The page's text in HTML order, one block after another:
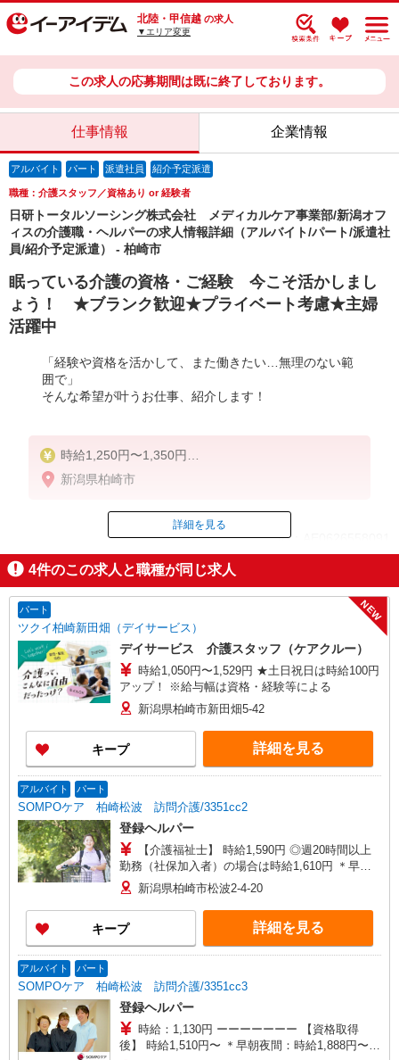
北陸・甲信越 の求人
▼エリア変更
この求人の応募期間は既に終了しております。
仕事情報 企業情報
アルバイト パート 派遣社員 紹介予定派遣
職種：介護スタッフ／資格あり or 経験者
日研トータルソーシング株式会社 メディカルケア事業部/新潟オフ
ィスの介護職・ヘルパーの求人情報詳細（アルバイト/パート/派遣社
員/紹介予定派遣） - 柏崎市
眠っている介護の資格・ご経験 今こそ活かしまし
ょう！ ★ブランク歓迎★プライベート考慮★主婦
活躍中
「経験や資格を活かして、また働きたい…無理のない範
囲で」
そんな希望が叶うお仕事、紹介します！
時給1,250円〜1,350円
◆無資格・経験者：時給1,250円〜
◆初任者研修・経験者：時給1,300円〜
◆介護福祉士：時給1,350円〜
※経験者は3ヶ月以上
※給与幅は経験・能力による
★週払いOK（規定あり）
新潟県柏崎市
ID：AE0626558091
掲載期間終了
詳細を見る
4件のこの求人と職種が同じ求人
パート
ツクイ柏崎新田畑（デイサービス）
NEW
デイサービス 介護スタッフ（ケアクルー）
時給1,050円〜1,529円 ★土日祝日は時給100円
アップ！ ※給与幅は資格・経験等による
新潟県柏崎市新田畑5-42
キープ 詳細を見る
アルバイト パート
SOMPOケア 柏崎松波 訪問介護/3351cc2
登録ヘルパー
【介護福祉士】 時給1,590円 ◎週20時間以上
勤務（社保加入者）の場合は時給1,610円 ＊早朝
夜間（〜8:00、18:00〜）：時給1,988円〜 ＊日曜
祝日：時給1,890円〜 【実務者研修・初任者研修
（ヘルパー1級・2級）】 時給1,510円 ◎週20時間
以上勤務（社保加入者）の場合は時給1,530円 ＊
早朝夜間（〜8:00、18:00〜）：時給1,888円〜 ＊
が同時給 ◎キャンセル手当：職務時給の60％支給
新潟県柏崎市松波2-4-20
キープ 詳細を見る
アルバイト パート
SOMPOケア 柏崎松波 訪問介護/3351cc3
登録ヘルパー
時給：1,130円 ーーーーーーー 【資格取得
後】 時給1,510円〜 ＊早朝夜間：時給1,888円〜